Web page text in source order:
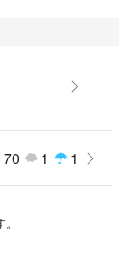
70 1 1